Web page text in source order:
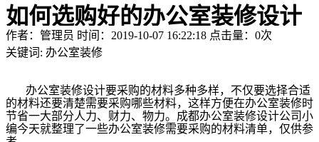
如何选购好的办公室装修设计
材料才能把办公室装修设计漂
亮
作者：管理员 时间：2019-10-07 16:22:18 点击量： 0次
关键词: 办公室装修
办公室装修设计要采购的材料多种多样，不仅要选择合适
的材料还要清楚需要采购哪些材料，这样方便在办公室装修时
节省一大部分人力、财力、物力。成都办公室装修设计公司小
编今天就整理了一些办公室装修需要采购的材料清单，仅供参